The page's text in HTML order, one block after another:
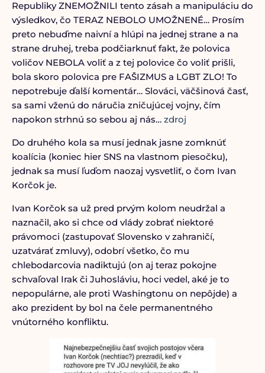
Republiky ZNEMOŽNILI tento zásah a manipuláciu do
výsledkov, čo TERAZ NEBOLO UMOŽNENÉ… Prosím
preto nebuďme naivní a hlúpi na jednej strane a na
strane druhej, treba podčiarknuť fakt, že polovica
voličov NEBOLA voliť a z tej polovice čo voliť prišli,
bola skoro polovica pre FAŠIZMUS a LGBT ZLO! To
nepotrebuje ďalší komentár… Slováci, väčšinová časť,
sa sami vženú do náručia zničujúcej vojny, čím
napokon strhnú so sebou aj nás… zdroj
Do druhého kola sa musí jednak jasne zomknúť
koalícia (koniec hier SNS na vlastnom piesočku),
jednak sa musí ľuďom naozaj vysvetliť, o čom Ivan
Korčok je.
Ivan Korčok sa už pred prvým kolom neudržal a
naznačil, ako si chce od vlády zobrať niektoré
právomoci (zastupovať Slovensko v zahraničí,
uzatvárať zmluvy), odobrí všetko, čo mu
chlebodarcovia nadiktujú (on aj teraz pokojne
schvaľoval Irak či Juhosláviu, hoci vedel, aké je to
nepopulárne, ale proti Washingtonu on nepôjde) a
ako prezident by bol na čele permanentného
vnútorného konfliktu.